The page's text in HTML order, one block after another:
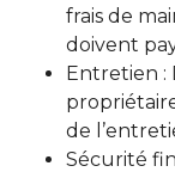
frais de
doivent
Entretien :
de
Sécurité